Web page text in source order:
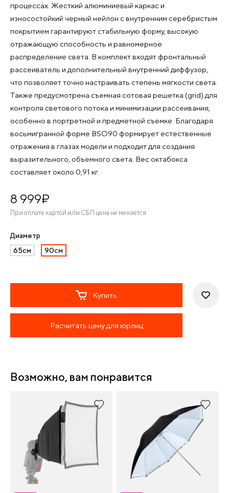
процессах. Жесткий алюминиевый каркас и
износостойкий черный нейлон с внутренним серебристым
покрытием гарантируют стабильную форму, высокую
отражающую способность и равномерное
распределение света. В комплект входят фронтальный
рассеиватель и дополнительный внутренний диффузор,
что позволяет точно настраивать степень мягкости света.
Также предусмотрена съемная сотовая решетка (grid) для
контроля светового потока и минимизации рассеивания,
особенно в портретной и предметной съемке. Благодаря
восьмигранной форме BSO90 формирует естественные
отражения в глазах модели и подходит для создания
выразительного, объемного света. Вес октабокса
составляет около 0,91 кг.
8 999¤
При оплате картой или СБП цена не меняется
Диаметр
65см
90см
Купить
Расчитать цену для юрлиц
Возможно, вам понравится